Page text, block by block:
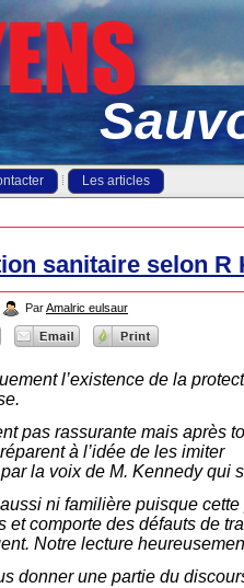
Les articles
sanitaire selon R
ParAmalric eulsaur
l’existence de la
pas rassurante mais après
à l’idée de les imiter
la voix de M. Kennedy qui
ni familière puisque
et comporte des défauts de
Notre lecture
donner une partie du